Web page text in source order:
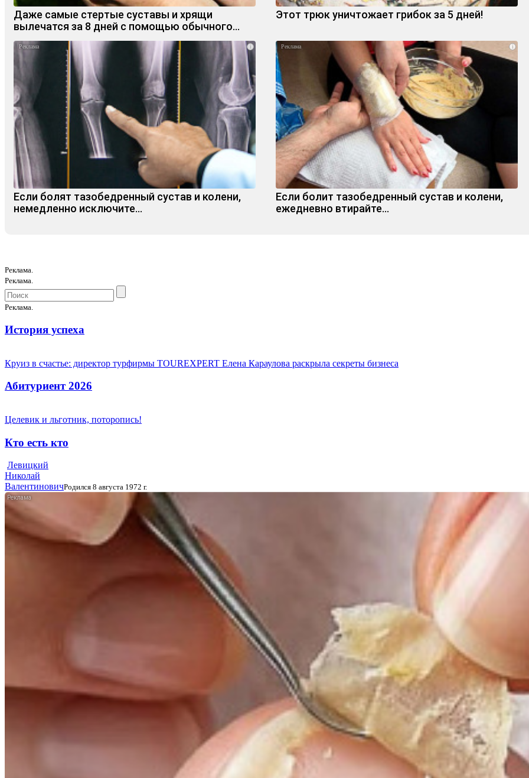
Даже самые стертые суставы и хрящи
вылечатся за 8 дней с помощью обычного…
Этот трюк уничтожает грибок за 5 дней!
i
Если болят тазобедренный сустав и колени,
немедленно исключите...
i
Если болит тазобедренный сустав и колени,
ежедневно втирайте...
Реклама.
Реклама.
Реклама.
История успеха
Круиз в счастье: директор турфирмы TOUREXPERT Елена Караулова раскрыла секреты бизнеса
Абитуриент 2026
Целевик и льготник, поторопись!
Кто есть кто
Левицкий
Николай
ВалентиновичРодился 8 августа 1972 г.